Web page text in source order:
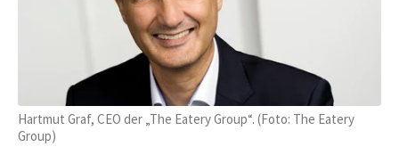
Hartmut Graf, CEO der „The Eatery Group“. (Foto: The Eatery
Group)